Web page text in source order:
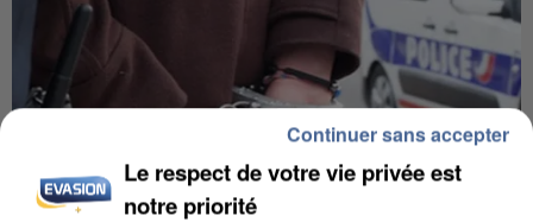
Le respect de votre vie privée est
notre priorité
Continuer sans accepter